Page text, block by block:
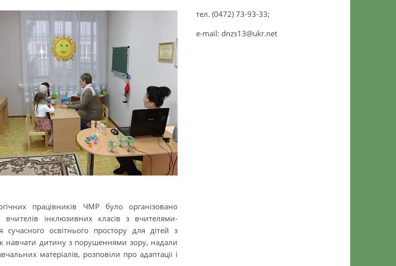
працівників ЧМР було організовано
вчителів інклюзивних класів з вчителями-
освітнього простору для дітей з
навчати дитину з порушеннями зору, надали
матеріалів, розповіли про адаптації і
тел. (0472) 73-93-33;
e-mail: dnzs13@ukr.net